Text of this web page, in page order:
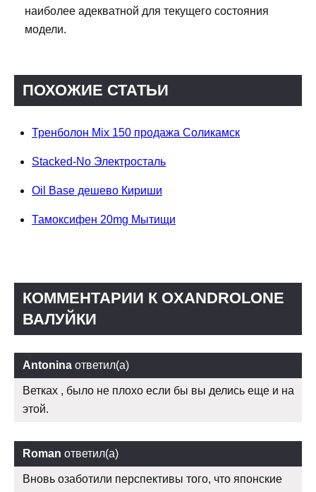
наиболее адекватной для текущего состояния
модели.
ПОХОЖИЕ СТАТЬИ
Тренболон Mix 150 продажа Соликамск
Stacked-No Электросталь
Oil Base дешево Кириши
Тамоксифен 20mg Мытищи
КОММЕНТАРИИ К OXANDROLONE
ВАЛУЙКИ
Antonina ответил(а)
Ветках , было не плохо если бы вы делись еще и на
этой.
Roman ответил(а)
Вновь озаботили перспективы того, что японские